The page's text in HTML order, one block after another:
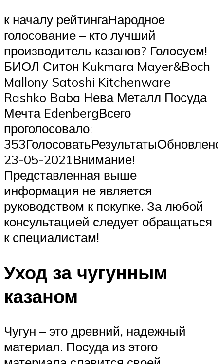
к началу рейтингаНародное
голосование – кто лучший
производитель казанов? Голосуем!
БИОЛ Ситон Kukmara Mayer&Boch
Mallony Satoshi Kitchenware
Rashko Baba Нева Металл Посуда
Мечта EdenbergВсего
проголосовало:
23-05-2021Внимание!
Представленная выше
информация не является
руководством к покупке. За любой
консультацией следует обращаться
к специалистам!
Уход за чугунным
казаном
Чугун – это древний, надежный
материал. Посуда из этого